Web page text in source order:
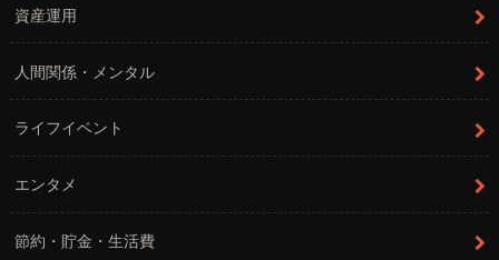
資産運用
人間関係・メンタル
ライフイベント
エンタメ
節約・貯金・生活費